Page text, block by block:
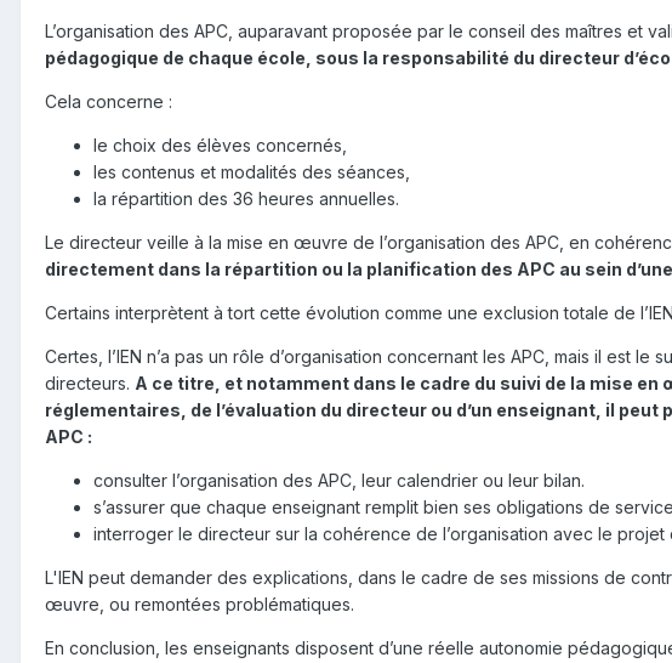
L’organisation des APC, auparavant proposée par le conseil des maîtres et
pédagogique de chaque école, sous la responsabilité du directeur
Cela concerne :
le choix des élèves concernés,
les contenus et modalités des séances,
la répartition des 36 heures annuelles.
Le directeur veille à la mise en œuvre de l’organisation des APC, en
directement dans la répartition ou la planification des APC au sein
Certains interprètent à tort cette évolution comme une exclusion totale de
Certes, l’IEN n’a pas un rôle d’organisation concernant les APC, mais il est
directeurs. A ce titre, et notamment dans le cadre du suivi de la mise
réglementaires, de l’évaluation du directeur ou d’un enseignant, il
APC :
consulter l’organisation des APC, leur calendrier ou leur bilan.
s’assurer que chaque enseignant remplit bien ses obligations de
interroger le directeur sur la cohérence de l’organisation avec le projet
L'IEN peut demander des explications, dans le cadre de ses missions de
œuvre, ou remontées problématiques.
En conclusion, les enseignants disposent d’une réelle autonomie